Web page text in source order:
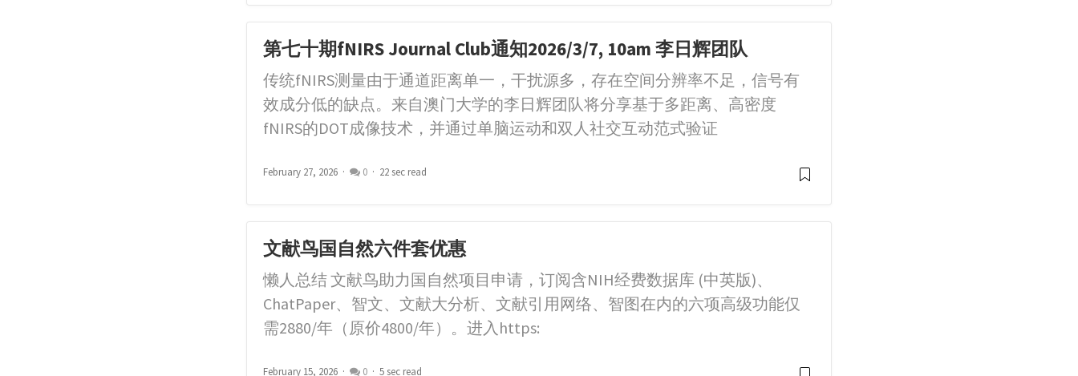
第七十期fNIRS Journal Club通知2026/3/7, 10am 李日辉团队
传统fNIRS测量由于通道距离单一，干扰源多，存在空间分辨率不足，信号有
效成分低的缺点。来自澳门大学的李日辉团队将分享基于多距离、高密度
fNIRS的DOT成像技术，并通过单脑运动和双人社交互动范式验证
February 27, 2026 0 22 sec read
文献鸟国自然六件套优惠
懒人总结 文献鸟助力国自然项目申请，订阅含NIH经费数据库 (中英版)、
ChatPaper、智文、文献大分析、文献引用网络、智图在内的六项高级功能仅
需2880/年（原价4800/年）。进入https:
February 15, 2026 0 5 sec read